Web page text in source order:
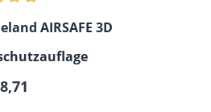
AIRSAFE 3D
Preis: